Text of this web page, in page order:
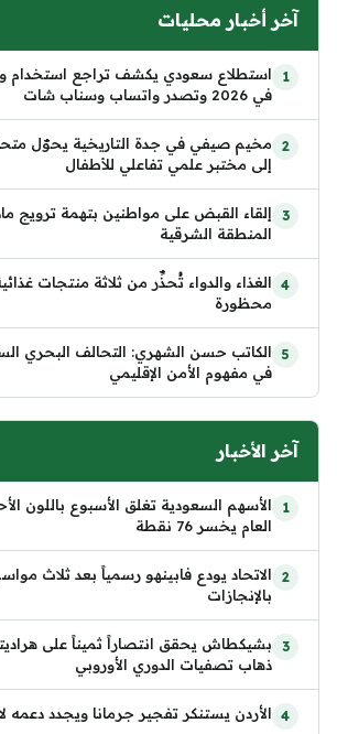
آخر أخبار محليات
استطلاع سعودي يكشف تراجع استخدام
في 2026 وتصدر واتساب وسناب شات
مخيم صيفي في جدة التاريخية يحوّل
إلى مختبر علمي تفاعلي للأطفال
إلقاء القبض على مواطنين بتهمة ترويج
المنطقة الشرقية
الغذاء والدواء تُحذِّر من ثلاثة منتجات
محظورة
الكاتب حسن الشهري: التحالف البحري
في مفهوم الأمن الإقليمي
آخر الأخبار
الأسهم السعودية تغلق الأسبوع باللون
العام يخسر 76 نقطة
الاتحاد يودع فابينهو رسمياً بعد ثلاث
بالإنجازات
بشيكطاش يحقق انتصاراً ثميناً على
ذهاب تصفيات الدوري الأوروبي
الأردن يستنكر تفجير جرمانا ويجدد دعمه